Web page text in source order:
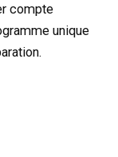
compte
unique